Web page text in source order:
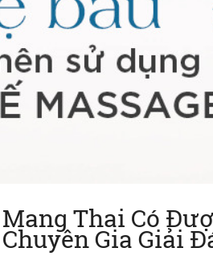
Thai Có
Gia Giải